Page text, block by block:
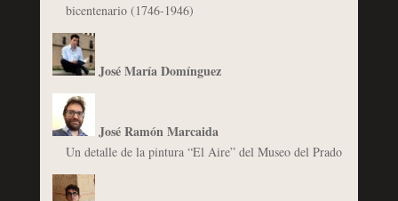
bicentenario (1746-1946)
José María Domínguez
José Ramón Marcaida
Un detalle de la pintura “El Aire” del Museo del Prado